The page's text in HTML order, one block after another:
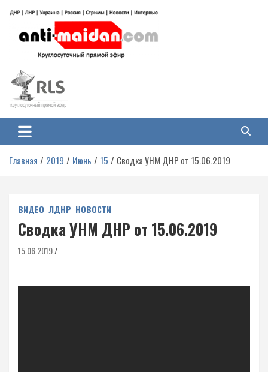
содержимому
Антимайдан: Гражданская война
на Украине
гражданской войне на Украине, включая события в Новороссии, ДНР,
ЛНР и других регионах.
Главная 2019 Июнь 15 Сводка УНМ ДНР от 15.06.2019
ВИДЕО ЛДНР НОВОСТИ
Сводка УНМ ДНР от 15.06.2019
15.06.2019